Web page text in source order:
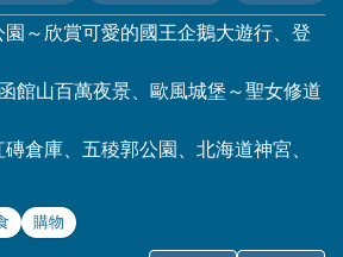
～欣賞可愛的國王企鵝大遊行、登
館山百萬夜景、歐風城堡～聖女修道
倉庫、五稜郭公園、北海道神宮、
購物